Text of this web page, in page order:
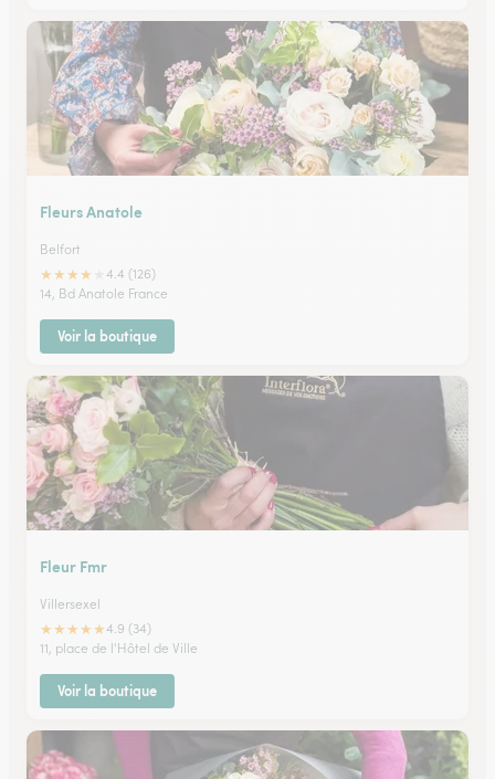
Fleurs Anatole
Belfort
★★★★
4.4 (126)
14, Bd Anatole France
Voir la boutique
Fleur Fmr
Villersexel
★★★★★4.9 (34)
11, place de l'Hôtel de Ville
Voir la boutique